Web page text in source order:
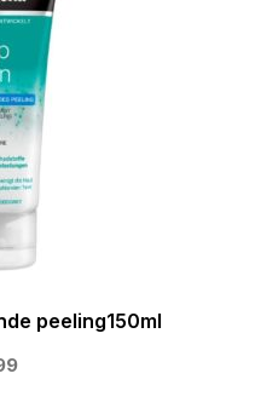
peeling150ml